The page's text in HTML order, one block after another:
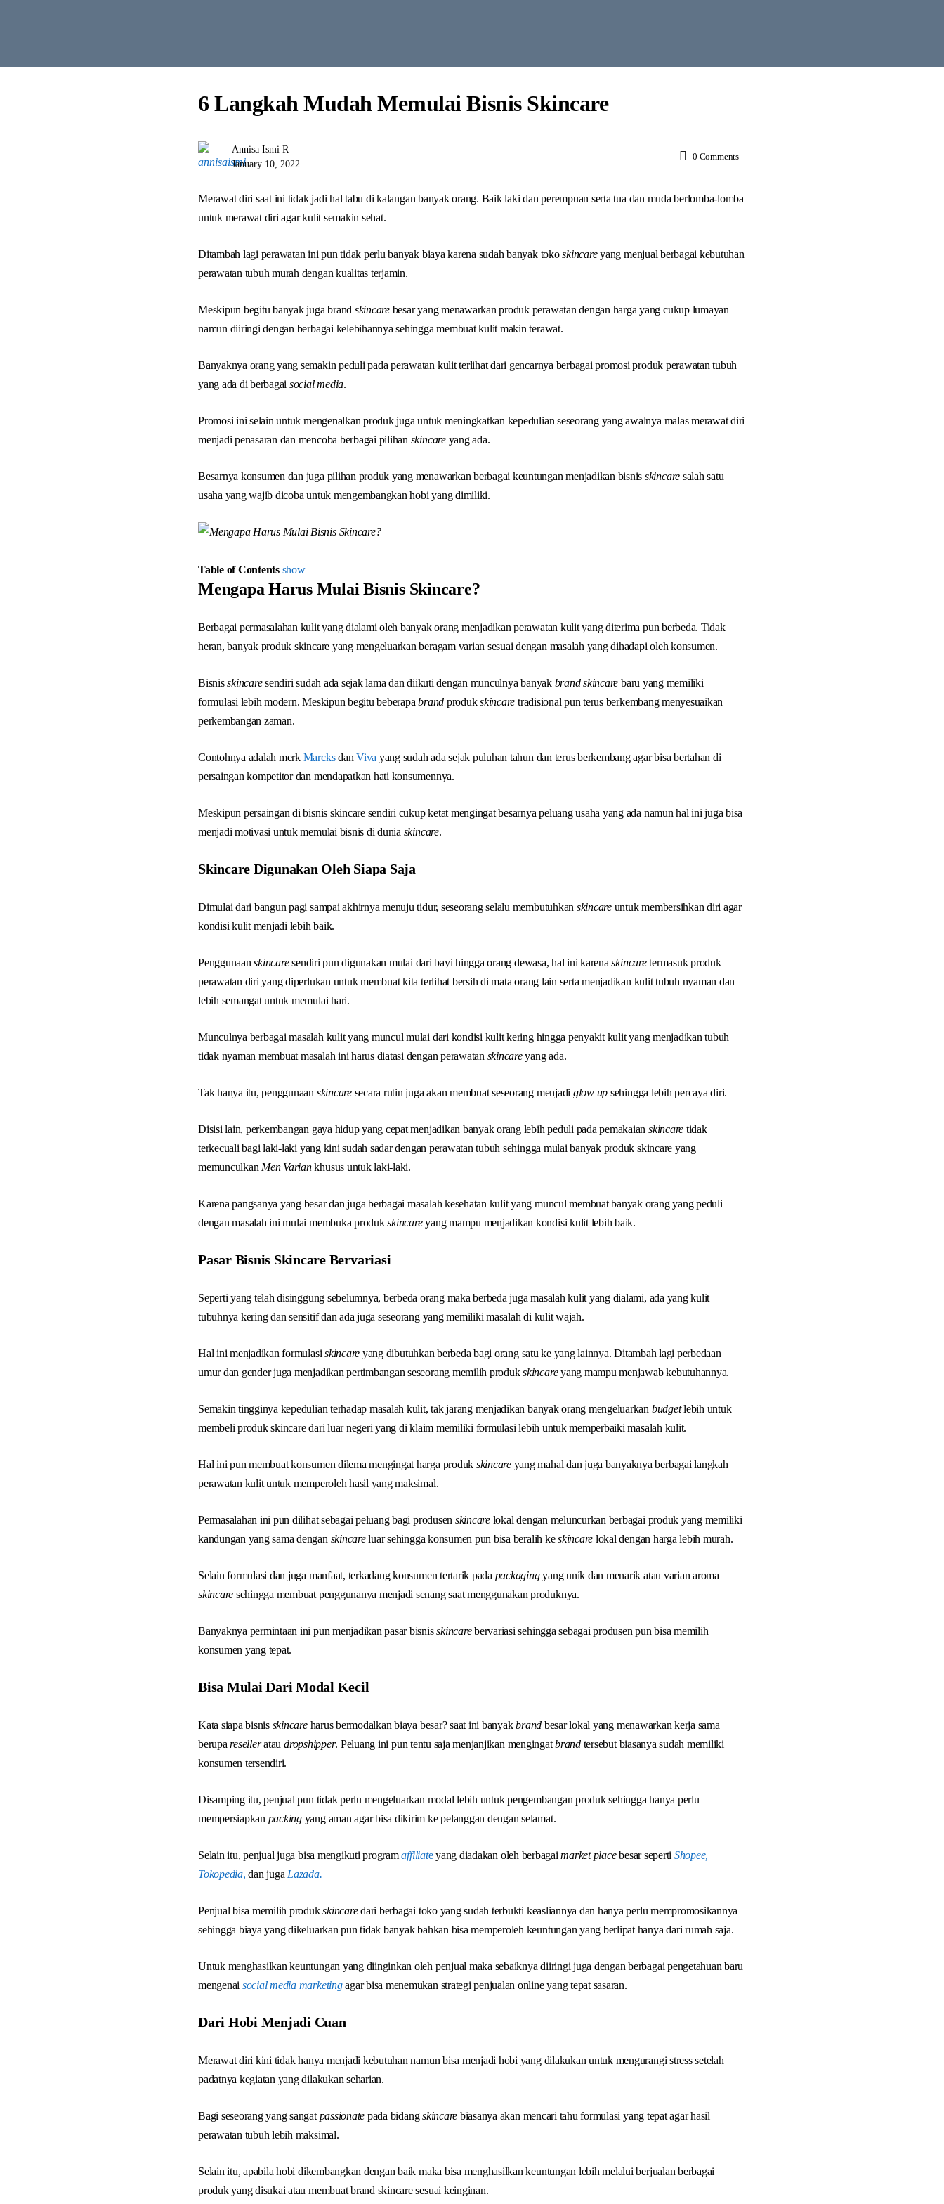
6 Langkah Mudah Memulai Bisnis Skincare
Annisa Ismi R
January 10, 2022
0 Comments
Merawat diri saat ini tidak jadi hal tabu di kalangan banyak orang. Baik laki dan perempuan serta tua dan muda berlomba-lomba
untuk merawat diri agar kulit semakin sehat.
Ditambah lagi perawatan ini pun tidak perlu banyak biaya karena sudah banyak tokoskincareyang menjual berbagai kebutuhan
perawatan tubuh murah dengan kualitas terjamin.
Meskipun begitu banyak juga brand skincare besar yang menawarkan produk perawatan dengan harga yang cukup lumayan
namun diiringi dengan berbagai kelebihannya sehingga membuat kulit makin terawat.
Banyaknya orang yang semakin peduli pada perawatan kulit terlihat dari gencarnya berbagai promosi produk perawatan tubuh
yang ada di berbagai social media.
Promosi ini selain untuk mengenalkan produk juga untuk meningkatkan kepedulian seseorang yang awalnya malas merawat diri
menjadi penasaran dan mencoba berbagai pilihan skincareyang ada.
Besarnya konsumen dan juga pilihan produk yang menawarkan berbagai keuntungan menjadikan bisnis skincare salah satu
usaha yang wajib dicoba untuk mengembangkan hobi yang dimiliki.
Table of Contents show
Mengapa Harus Mulai Bisnis Skincare?
Berbagai permasalahan kulit yang dialami oleh banyak orang menjadikan perawatan kulit yang diterima pun berbeda. Tidak
heran, banyak produk skincare yang mengeluarkan beragam varian sesuai dengan masalah yang dihadapi oleh konsumen.
Bisnisskincaresendiri sudah ada sejak lama dan diikuti dengan munculnya banyak brand skincare baru yang memiliki
formulasi lebih modern. Meskipun begitu beberapa brand produkskincare tradisional pun terus berkembang menyesuaikan
perkembangan zaman.
Contohnya adalah merk MarcksdanViva yang sudah ada sejak puluhan tahun dan terus berkembang agar bisa bertahan di
persaingan kompetitor dan mendapatkan hati konsumennya.
Meskipun persaingan di bisnis skincare sendiri cukup ketat mengingat besarnya peluang usaha yang ada namun hal ini juga bisa
menjadi motivasi untuk memulai bisnis di dunia skincare.
Skincare Digunakan Oleh Siapa Saja
Dimulai dari bangun pagi sampai akhirnya menuju tidur, seseorang selalu membutuhkan skincare untuk membersihkan diri agar
kondisi kulit menjadi lebih baik.
Penggunaanskincaresendiri pun digunakan mulai dari bayi hingga orang dewasa, hal ini karenaskincaretermasuk produk
perawatan diri yang diperlukan untuk membuat kita terlihat bersih di mata orang lain serta menjadikan kulit tubuh nyaman dan
lebih semangat untuk memulai hari.
Munculnya berbagai masalah kulit yang muncul mulai dari kondisi kulit kering hingga penyakit kulit yang menjadikan tubuh
tidak nyaman membuat masalah ini harus diatasi dengan perawatan skincareyang ada.
Tak hanya itu, penggunaan skincaresecara rutin juga akan membuat seseorang menjadi glow up sehingga lebih percaya diri.
Disisi lain, perkembangan gaya hidup yang cepat menjadikan banyak orang lebih peduli pada pemakaian skincare tidak
terkecuali bagi laki-laki yang kini sudah sadar dengan perawatan tubuh sehingga mulai banyak produk skincare yang
memunculkan Men Variankhusus untuk laki-laki.
Karena pangsanya yang besar dan juga berbagai masalah kesehatan kulit yang muncul membuat banyak orang yang peduli
dengan masalah ini mulai membuka produkskincareyang mampu menjadikan kondisi kulit lebih baik.
Pasar Bisnis Skincare Bervariasi
Seperti yang telah disinggung sebelumnya, berbeda orang maka berbeda juga masalah kulit yang dialami, ada yang kulit
tubuhnya kering dan sensitif dan ada juga seseorang yang memiliki masalah di kulit wajah.
Hal ini menjadikan formulasiskincare yang dibutuhkan berbeda bagi orang satu ke yang lainnya. Ditambah lagi perbedaan
umur dan gender juga menjadikan pertimbangan seseorang memilih produkskincareyang mampu menjawab kebutuhannya.
Semakin tingginya kepedulian terhadap masalah kulit, tak jarang menjadikan banyak orang mengeluarkan budgetlebih untuk
membeli produk skincare dari luar negeri yang di klaim memiliki formulasi lebih untuk memperbaiki masalah kulit.
Hal ini pun membuat konsumen dilema mengingat harga produk skincareyang mahal dan juga banyaknya berbagai langkah
perawatan kulit untuk memperoleh hasil yang maksimal.
Permasalahan ini pun dilihat sebagai peluang bagi produsen skincarelokal dengan meluncurkan berbagai produk yang memiliki
kandungan yang sama dengan skincareluar sehingga konsumen pun bisa beralih keskincare lokal dengan harga lebih murah.
Selain formulasi dan juga manfaat, terkadang konsumen tertarik pada packagingyang unik dan menarik atau varian aroma
skincare sehingga membuat penggunanya menjadi senang saat menggunakan produknya.
Banyaknya permintaan ini pun menjadikan pasar bisnisskincarebervariasi sehingga sebagai produsen pun bisa memilih
konsumen yang tepat.
Bisa Mulai Dari Modal Kecil
Kata siapa bisnisskincareharus bermodalkan biaya besar? saat ini banyakbrand besar lokal yang menawarkan kerja sama
berupareselleratau dropshipper. Peluang ini pun tentu saja menjanjikan mengingatbrandtersebut biasanya sudah memiliki
konsumen tersendiri.
Disamping itu, penjual pun tidak perlu mengeluarkan modal lebih untuk pengembangan produk sehingga hanya perlu
mempersiapkan packingyang aman agar bisa dikirim ke pelanggan dengan selamat.
Selain itu, penjual juga bisa mengikuti programaffiliateyang diadakan oleh berbagaimarket placebesar seperti Shopee,
Tokopedia, dan juga Lazada.
Penjual bisa memilih produkskincaredari berbagai toko yang sudah terbukti keasliannya dan hanya perlu mempromosikannya
sehingga biaya yang dikeluarkan pun tidak banyak bahkan bisa memperoleh keuntungan yang berlipat hanya dari rumah saja.
Untuk menghasilkan keuntungan yang diinginkan oleh penjual maka sebaiknya diiringi juga dengan berbagai pengetahuan baru
mengenai social media marketingagar bisa menemukan strategi penjualan online yang tepat sasaran.
Dari Hobi Menjadi Cuan
Merawat diri kini tidak hanya menjadi kebutuhan namun bisa menjadi hobi yang dilakukan untuk mengurangi stress setelah
padatnya kegiatan yang dilakukan seharian.
Bagi seseorang yang sangat passionate pada bidangskincare biasanya akan mencari tahu formulasi yang tepat agar hasil
perawatan tubuh lebih maksimal.
Selain itu, apabila hobi dikembangkan dengan baik maka bisa menghasilkan keuntungan lebih melalui berjualan berbagai
produk yang disukai atau membuat brand skincare sesuai keinginan.